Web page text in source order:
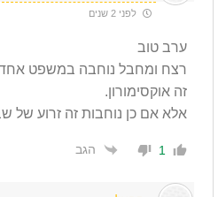
לפני 2 שנים
ערב טוב
רצח ומחבל נוחבה במשפט
זה אוקסימורון.
אלא אם כן נוחבות זה זרוע של
1 הגב